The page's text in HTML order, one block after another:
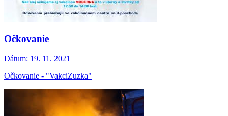
Očkovanie
Dátum: 19. 11. 2021
Očkovanie - "VakciZuzka"